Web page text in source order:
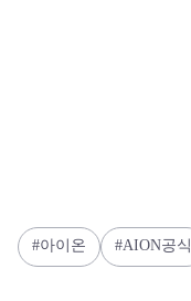
아이온 AION공식